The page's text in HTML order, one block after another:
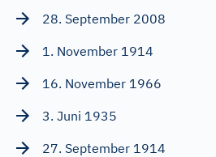
28. September 2008
1. November 1914
16. November 1966
3. Juni 1935
27. September 1914